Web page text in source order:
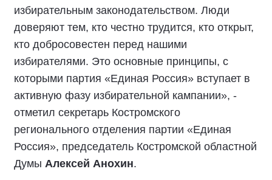
избирательным законодательством. Люди
доверяют тем, кто честно трудится, кто открыт,
кто добросовестен перед нашими
избирателями. Это основные принципы, с
которыми партия «Единая Россия» вступает в
активную фазу избирательной кампании», -
отметил секретарь Костромского
регионального отделения партии «Единая
Россия», председатель Костромской областной
Думы Алексей Анохин.